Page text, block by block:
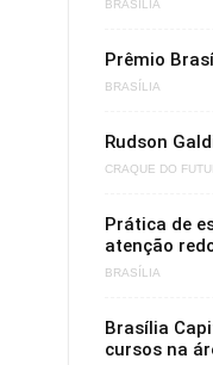
BRASÍLIA
Prêmio
BRASÍLIA
Rudson
CRAQUE DO
Prática de
atenção
BRASÍLIA
Brasília
cursos na